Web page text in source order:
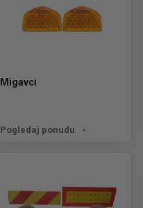
Migavci
Pogledaj ponudu